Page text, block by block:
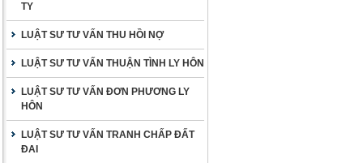
TY
LUẬT SƯ TƯ VẤN THU HỒI NỢ
LUẬT SƯ TƯ VẤN THUẬN TÌNH LY HÔN
LUẬT SƯ TƯ VẤN ĐƠN PHƯƠNG LY
HÔN
LUẬT SƯ TƯ VẤN TRANH CHẤP ĐẤT
ĐAI